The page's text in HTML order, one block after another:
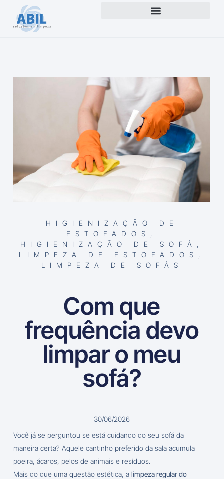
HIGIENIZAÇÃO DE
ESTOFADOS ,
HIGIENIZAÇÃO DE SOFÁ ,
LIMPEZA DE ESTOFADOS ,
LIMPEZA DE SOFÁS
Com que
frequência devo
limpar o meu
sofá?
30/06/2026
Você já se perguntou se está cuidando do seu sofá da
maneira certa? Aquele cantinho preferido da sala acumula
poeira, ácaros, pelos de animais e resíduos.
Mais do que uma questão estética, a limpeza regular do